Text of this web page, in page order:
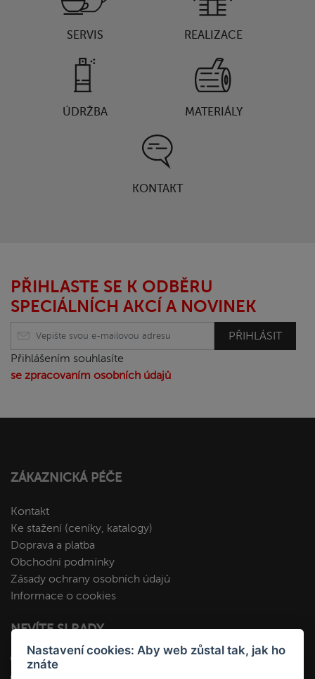
SERVIS REALIZACE
ÚDRŽBA MATERIÁLY
KONTAKT
PŘIHLASTE SE K ODBĚRU
SPECIÁLNÍCH AKCÍ A NOVINEK
PŘIHLÁSIT
Přihlášením souhlasíte
se zpracovaním osobních údajů
ZÁKAZNICKÁ PÉČE
Kontakt
Ke stažení (ceníky, katalogy)
Doprava a platba
Obchodní podmínky
Zásady ochrany osobních údajů
Informace o cookies
NEVÍTE SI RADY
+420 412 545 092
Nastavení cookies: Aby web zůstal tak, jak ho
znáte